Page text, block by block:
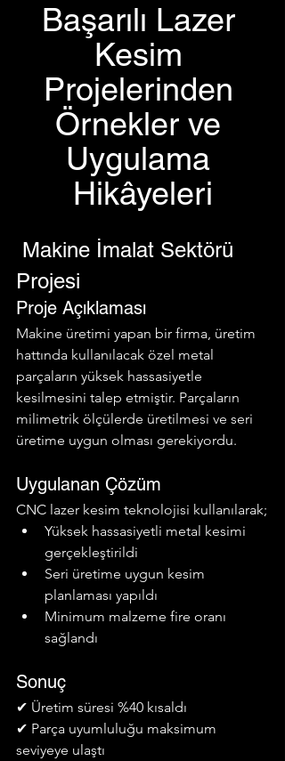
Başarılı Lazer
Kesim
Projelerinden
Örnekler ve
Uygulama
Hikâyeleri
Projesi
Proje Açıklaması
Makine üretimi yapan bir firma, üretim
hattında kullanılacak özel metal
parçaların yüksek hassasiyetle
kesilmesini talep etmiştir. Parçaların
milimetrik ölçülerde üretilmesi ve seri
üretime uygun olması gerekiyordu.
Uygulanan Çözüm
CNC lazer kesim teknolojisi kullanılarak;
Yüksek hassasiyetli metal kesimi
gerçekleştirildi
Seri üretime uygun kesim
planlaması yapıldı
Minimum malzeme fire oranı
sağlandı
Sonuç
✔ Üretim süresi %40 kısaldı
✔ Parça uyumluluğu maksimum
seviyeye ulaştı